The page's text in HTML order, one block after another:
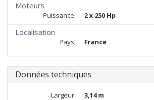
Moteurs
Puissance 2 x 250 Hp
Localisation
Pays France
Données techniques
Largeur 3,14 m